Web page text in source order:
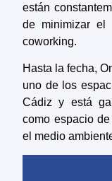
están
de minimizar el
coworking.
Hasta la fecha,
uno de los
Cádiz y está
como espacio
el medio